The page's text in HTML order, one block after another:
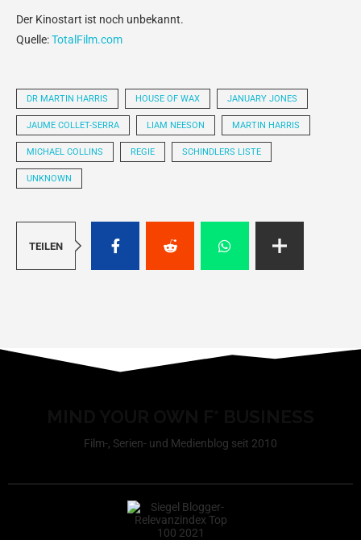
Der Kinostart ist noch unbekannt.
Quelle:TotalFilm.com
DR MARTIN HARRIS HOUSE OF WAX JANUARY JONES
JAUME COLLET-SERRA LIAM NEESON MARTIN HARRIS
MICHAEL COLLINS REGIE SCHINDLERS LISTE
UNKNOWN
TEILEN
Film-, Serien- und Medienblog seit 2010